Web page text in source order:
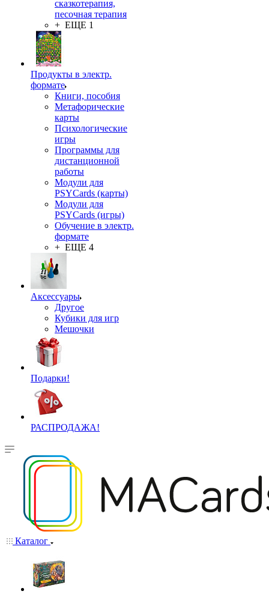
сказкотерапия,
песочная терапия
+ ЕЩЕ 1
Продукты в электр.
формате
Книги, пособия
Метафорические
карты
Психологические
игры
Программы для
дистанционной
работы
Модули для
PSYCards (карты)
Модули для
PSYCards (игры)
Обучение в электр.
формате
+ ЕЩЕ 4
Аксессуары
Другое
Кубики для игр
Мешочки
Подарки!
РАСПРОДАЖА!
Каталог